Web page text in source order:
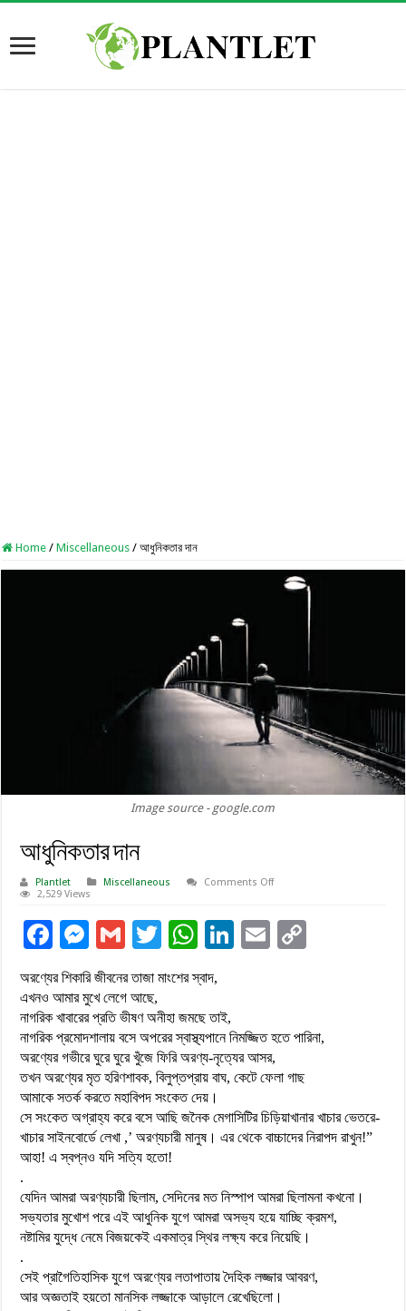
Home / Miscellaneous / আধুনিকতার দান
Image source - google.com
আধুনিকতার দান
Plantlet Miscellaneous Comments Offon
2,529 Views
F
ac
e
b
o
o
k
M
es
se
n
g
er
G
m
ai
l
T
wi
tt
er
W
h
at
sA
p
p
Li
e
dI
n
E
y
Li
k
অরণ্যের শিকারি জীবনের তাজা মাংশের স্বাদ,
এখনও আমার মুখে লেগে আছে,
নাগরিক খাবারের প্রতি ভীষণ অনীহা জমছে তাই,
নাগরিক প্রমোদশালায় বসে অপরের স্বাস্থ্যপানে নিমজ্জিত হতে পারিনা,
অরণ্যের গভীরে ঘুরে ঘুরে খুঁজে ফিরি অরণ্য-নৃত্যের আসর,
তখন অরণ্যের মৃত হরিণশাবক, বিলুপ্তপ্রায় বাঘ, কেটে ফেলা গাছ
আমাকে সতর্ক করতে মহাবিপদ সংকেত দেয়।
সে সংকেত অগ্রাহ্য করে বসে আছি জনৈক মেগাসিটির চিড়িয়াখানার খাচার ভেতরে-
খাচার সাইনবোর্ডে লেখা ,’ অরণ্যচারী মানুষ। এর থেকে বাচ্চাদের নিরাপদ রাখুন!”
আহা! এ স্বপ্নও যদি সত্যি হতো!
.
যেদিন আমরা অরণ্যচারী ছিলাম, সেদিনের মত নিস্পাপ আমরা ছিলামনা কখনো।
সভ্যতার মুখোশ পরে এই আধুনিক যুগে আমরা অসভ্য হয়ে যাচ্ছি ক্রমশ,
নষ্টামির যুদ্ধে নেমে বিজয়কেই একমাত্র স্থির লক্ষ্য করে নিয়েছি।
.
সেই প্রাগৈতিহাসিক যুগে অরণ্যের লতাপাতায় দৈহিক লজ্জার আবরণ,
আর অজ্ঞতাই হয়তো মানসিক লজ্জাকে আড়ালে রেখেছিলো।